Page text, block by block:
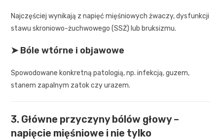
Najczęściej wynikają z napięć mięśniowych żwaczy, dysfunkcji
stawu skroniowo-żuchwowego (SSŻ) lub bruksizmu.
➤ Bóle wtórne i objawowe
Spowodowane konkretną patologią, np. infekcją, guzem,
stanem zapalnym zatok czy urazem.
3. Główne przyczyny bólów głowy –
napięcie mięśniowe i nie tylko